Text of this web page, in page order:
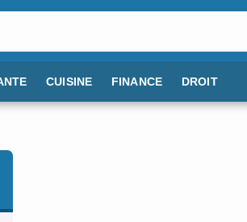
CUISINE FINANCE DROIT